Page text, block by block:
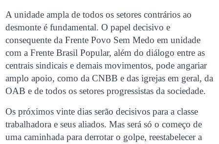
A unidade ampla de todos os setores contrários ao
desmonte é fundamental. O papel decisivo e
consequente da Frente Povo Sem Medo em unidade
com a Frente Brasil Popular, além do diálogo entre as
centrais sindicais e demais movimentos, pode angariar
amplo apoio, como da CNBB e das igrejas em geral, da
OAB e de todos os setores progressistas da sociedade.
Os próximos vinte dias serão decisivos para a classe
trabalhadora e seus aliados. Mas será só o começo de
uma caminhada para derrotar o golpe, reestabelecer a